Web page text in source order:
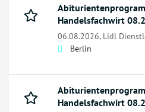
Handelsfachwirt
06.08.2026, Lidl
Berlin
Handelsfachwirt